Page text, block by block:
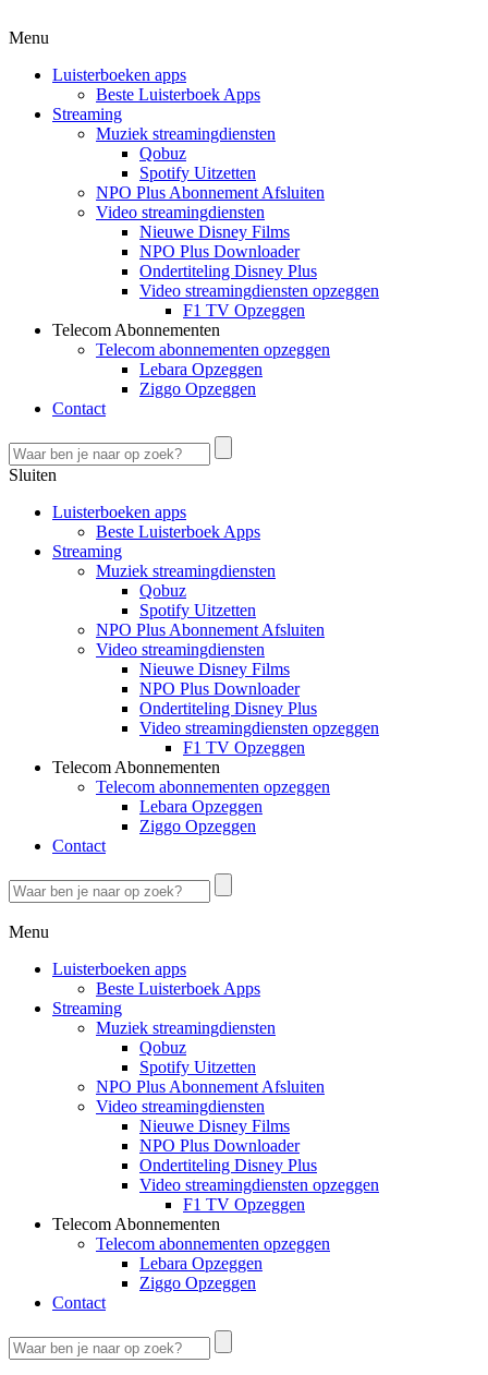
Menu
Luisterboeken apps
Beste Luisterboek Apps
Streaming
Muziek streamingdiensten
Qobuz
Spotify Uitzetten
NPO Plus Abonnement Afsluiten
Video streamingdiensten
Nieuwe Disney Films
NPO Plus Downloader
Ondertiteling Disney Plus
Video streamingdiensten opzeggen
F1 TV Opzeggen
Telecom Abonnementen
Telecom abonnementen opzeggen
Lebara Opzeggen
Ziggo Opzeggen
Contact
Sluiten
Luisterboeken apps
Beste Luisterboek Apps
Streaming
Muziek streamingdiensten
Qobuz
Spotify Uitzetten
NPO Plus Abonnement Afsluiten
Video streamingdiensten
Nieuwe Disney Films
NPO Plus Downloader
Ondertiteling Disney Plus
Video streamingdiensten opzeggen
F1 TV Opzeggen
Telecom Abonnementen
Telecom abonnementen opzeggen
Lebara Opzeggen
Ziggo Opzeggen
Contact
Menu
Luisterboeken apps
Beste Luisterboek Apps
Streaming
Muziek streamingdiensten
Qobuz
Spotify Uitzetten
NPO Plus Abonnement Afsluiten
Video streamingdiensten
Nieuwe Disney Films
NPO Plus Downloader
Ondertiteling Disney Plus
Video streamingdiensten opzeggen
F1 TV Opzeggen
Telecom Abonnementen
Telecom abonnementen opzeggen
Lebara Opzeggen
Ziggo Opzeggen
Contact